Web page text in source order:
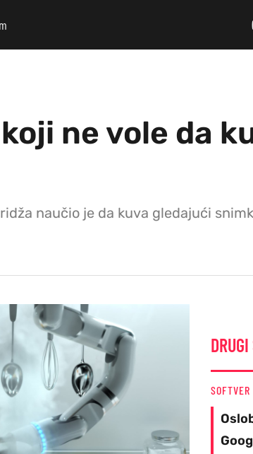
ne vole da
naučio je da kuva gledajući